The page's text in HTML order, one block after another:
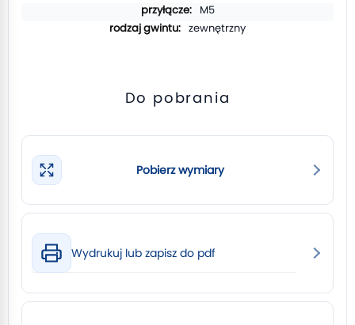
M5
zewnętrzny
Do pobrania
Pobierz wymiary
Wydrukuj lub zapisz do pdf